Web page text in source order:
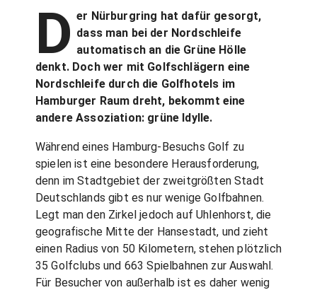
D er Nürburgring hat dafür gesorgt,
dass man bei der Nordschleife
automatisch an die Grüne Hölle
denkt. Doch wer mit Golfschlägern eine
Nordschleife durch die Golfhotels im
Hamburger Raum dreht, bekommt eine
andere Assoziation: grüne Idylle.
Während eines Hamburg-Besuchs Golf zu
spielen ist eine besondere Herausforderung,
denn im Stadtgebiet der zweitgrößten Stadt
Deutschlands gibt es nur wenige Golfbahnen.
Legt man den Zirkel jedoch auf Uhlenhorst, die
geografische Mitte der Hansestadt, und zieht
einen Radius von 50 Kilometern, stehen plötzlich
35 Golfclubs und 663 Spielbahnen zur Auswahl.
Für Besucher von außerhalb ist es daher wenig